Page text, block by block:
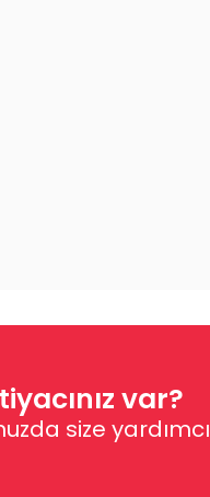
var?
size